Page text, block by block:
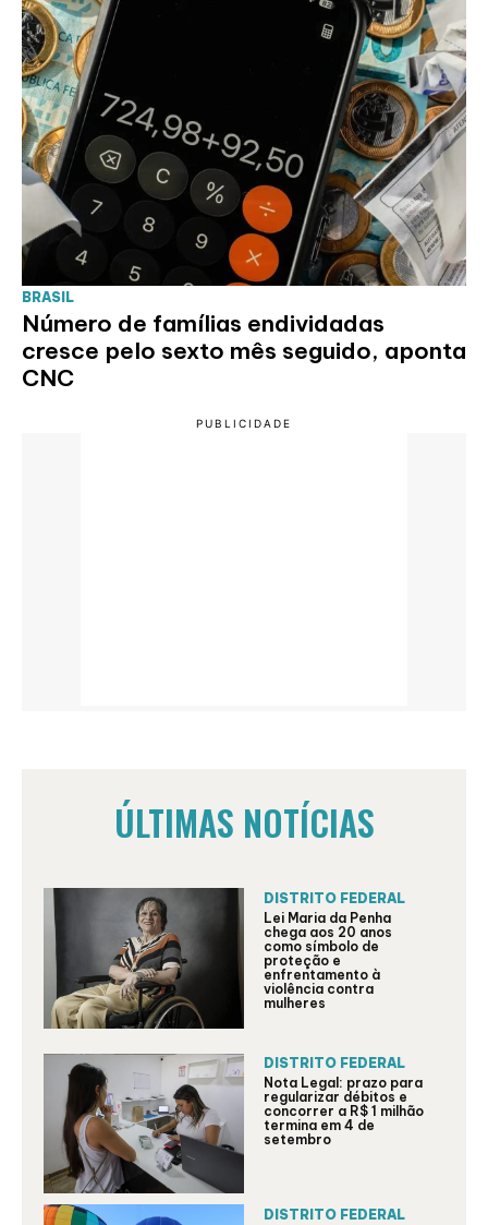
BRASIL
Número de famílias endividadas
cresce pelo sexto mês seguido, aponta
CNC
ÚLTIMAS NOTÍCIAS
DISTRITO FEDERAL
Lei Maria da Penha
chega aos 20 anos
como símbolo de
proteção e
enfrentamento à
violência contra
mulheres
DISTRITO FEDERAL
Nota Legal: prazo para
regularizar débitos e
concorrer a R$ 1 milhão
termina em 4 de
setembro
DISTRITO FEDERAL